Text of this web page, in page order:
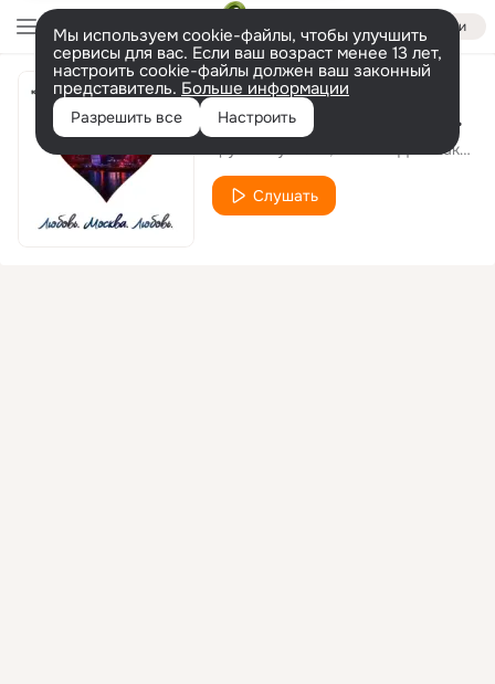
Войти
Мы используем cookie-файлы, чтобы улучшить
сервисы для вас. Если ваш возраст менее 13 лет,
настроить cookie-файлы должен ваш законный
представитель. Больше информации
Разрешить все Настроить Любовь.Москва.Любовь.
Любовь Дымшакова
Слушать